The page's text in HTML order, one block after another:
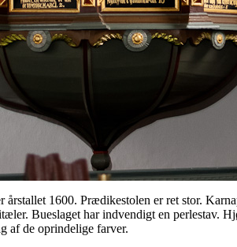
1600. Prædikestolen er ret stor.
Bueslaget har indvendigt en perlestav.
af de oprindelige farver.